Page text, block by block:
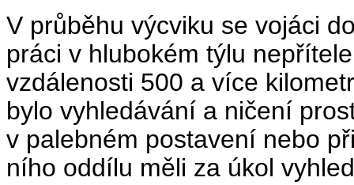
V průběhu výcviku se vojáci
práci v hlubokém týlu
vzdálenosti 500 a více
bylo vyhledávání a ničení
v palebném postavení nebo
ního oddílu měli za úkol